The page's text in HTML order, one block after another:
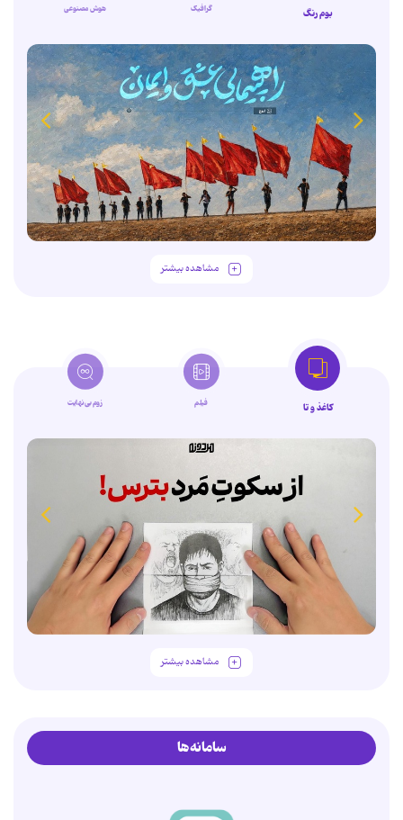
بوم رنگ گرافیک هوش مصنوعی
مشاهده بیشتر
کاغذ و تا فیلم زوم‌بی‌نهایت
مشاهده بیشتر
سامانه‌ها